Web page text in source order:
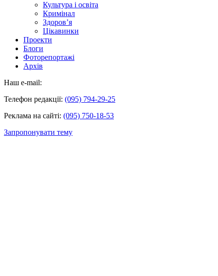
Культура і освіта
Кримінал
Здоров’я
Цікавинки
Проекти
Блоги
Фоторепортажі
Архів
Наш e-mail:
Телефон редакції: (095) 794-29-25
Реклама на сайті: (095) 750-18-53
Запропонувати тему